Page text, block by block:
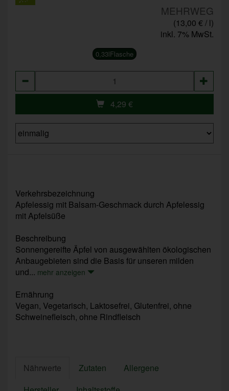
MEHRWEG
(13,00 € / l)
inkl. 7% MwSt.
0,33lFlasche
4,29 €
Verkehrsbezeichnung
Apfelessig mit Balsam-Geschmack durch Apfelessig
mit Apfelsüße
Beschreibung
Sonnengereifte Äpfel von ausgewählten ökologischen
Anbaugebieten sind die Basis für unseren milden
und... mehr anzeigen
Ernährung
Vegan, Vegetarisch, Laktosefrei, Glutenfrei, ohne
Schweinefleisch, ohne Rindfleisch
Nährwerte Zutaten
Allergene